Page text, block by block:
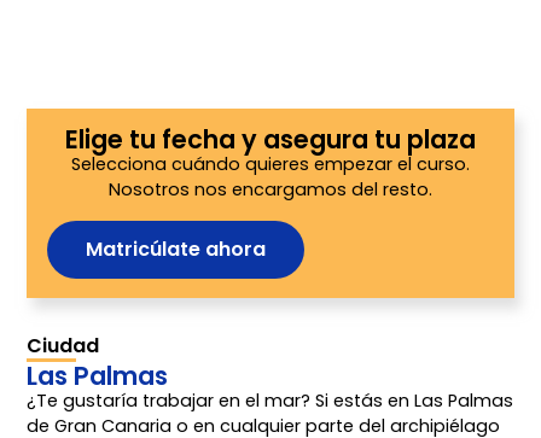
Ciudad
Las Palmas
¿Te gustaría trabajar en el mar? Si estás en Las Palmas
de Gran Canaria o en cualquier parte del archipiélago
Elige tu fecha y asegura tu plaza
Selecciona cuándo quieres empezar el curso.
Nosotros nos encargamos del resto.
Matricúlate ahora